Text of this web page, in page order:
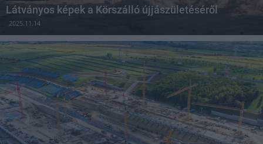
Látványos képek a Körszálló újjászületéséről
2025.11.14